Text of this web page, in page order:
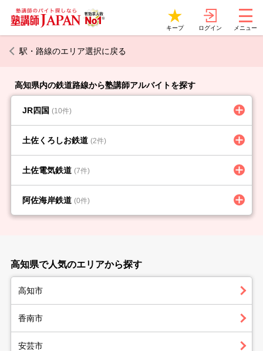
キープ ログイン メニュー
駅・路線のエリア選択に戻る
高知県内の鉄道路線から塾講師アルバイトを探す
JR四国 (10件)
土佐くろしお鉄道 (2件)
土佐電気鉄道 (7件)
阿佐海岸鉄道 (0件)
高知県で人気のエリアから探す
高知市
香南市
安芸市